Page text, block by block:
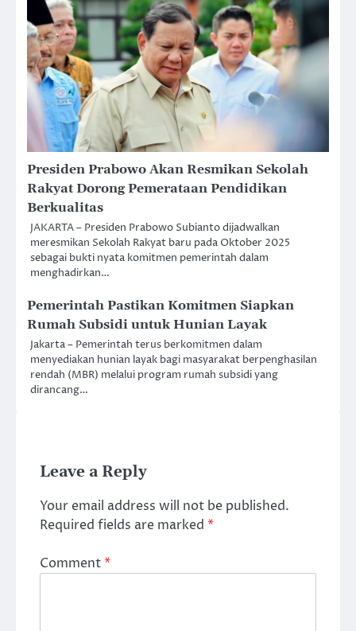
Presiden Prabowo Akan Resmikan Sekolah
Rakyat Dorong Pemerataan Pendidikan
Berkualitas
JAKARTA – Presiden Prabowo Subianto dijadwalkan
meresmikan Sekolah Rakyat baru pada Oktober 2025
sebagai bukti nyata komitmen pemerintah dalam
menghadirkan…
Pemerintah Pastikan Komitmen Siapkan
Rumah Subsidi untuk Hunian Layak
Jakarta – Pemerintah terus berkomitmen dalam
menyediakan hunian layak bagi masyarakat berpenghasilan
rendah (MBR) melalui program rumah subsidi yang
dirancang…
Leave a Reply
Your email address will not be published.
Required fields are marked *
Comment*